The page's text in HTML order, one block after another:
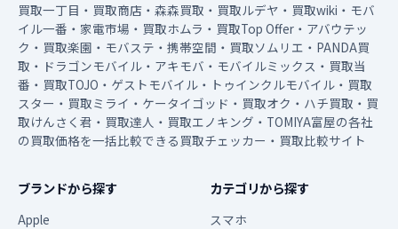
買取一丁目・買取商店・森森買取・買取ルデヤ・買取wiki・モバ
イル一番・家電市場・買取ホムラ・買取Top Offer・アバウテッ
ク・買取楽園・モバステ・携帯空間・買取ソムリエ・PANDA買
取・ドラゴンモバイル・アキモバ・モバイルミックス・買取当
番・買取TOJO・ゲストモバイル・トゥインクルモバイル・買取
スター・買取ミライ・ケータイゴッド・買取オク・ハチ買取・買
取けんさく君・買取達人・買取エノキング・TOMIYA富屋の各社
の買取価格を一括比較できる買取チェッカー・買取比較サイト
ブランドから探す
Apple
カテゴリから探す
スマホ